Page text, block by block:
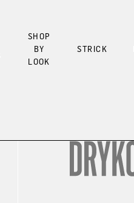
SHOP
BY
LOOK
STRICK